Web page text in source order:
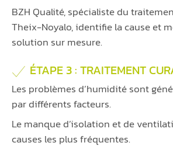
BZH Qualité, spécialiste du
Theix-Noyalo, identifie la cause et
solution sur mesure.
ÉTAPE 3 : TRAITEMENT
Les problèmes d’humidité sont
par différents facteurs.
Le manque d’isolation et de
causes les plus fréquentes.